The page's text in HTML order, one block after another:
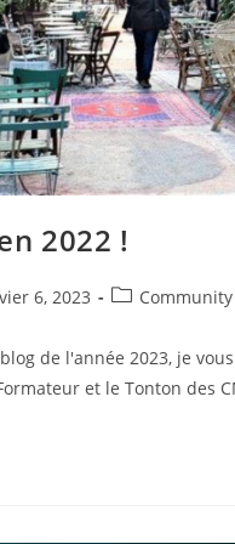
2022 !
6, 2023
Post
de l'année 2023, je
et le Tonton des